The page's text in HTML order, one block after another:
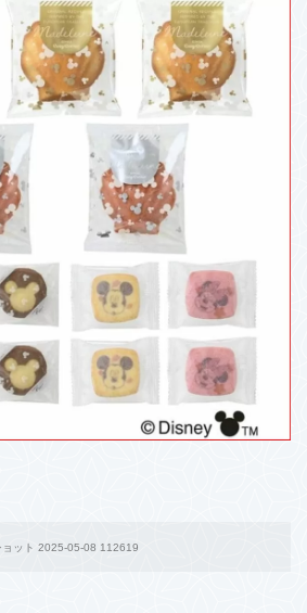
ョット 2025-05-08 112619